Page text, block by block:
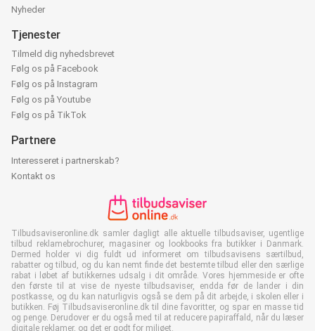
Nyheder
Tjenester
Tilmeld dig nyhedsbrevet
Følg os på Facebook
Følg os på Instagram
Følg os på Youtube
Følg os på TikTok
Partnere
Interesseret i partnerskab?
Kontakt os
Tilbudsaviseronline.dk samler dagligt alle aktuelle tilbudsaviser, ugentlige
tilbud reklamebrochurer, magasiner og lookbooks fra butikker i Danmark.
Dermed holder vi dig fuldt ud informeret om tilbudsavisens særtilbud,
rabatter og tilbud, og du kan nemt finde det bestemte tilbud eller den særlige
rabat i løbet af butikkernes udsalg i dit område. Vores hjemmeside er ofte
den første til at vise de nyeste tilbudsaviser, endda før de lander i din
postkasse, og du kan naturligvis også se dem på dit arbejde, i skolen eller i
butikken. Føj Tilbudsaviseronline.dk til dine favoritter, og spar en masse tid
og penge. Derudover er du også med til at reducere papiraffald, når du læser
digitale reklamer, og det er godt for miljøet.